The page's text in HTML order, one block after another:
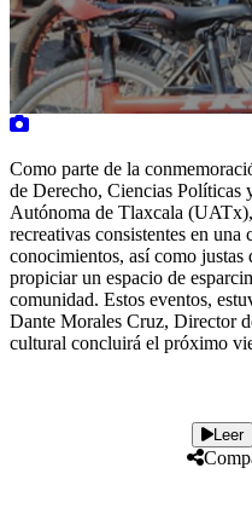
Como parte de la
de Derecho, Ciencias
Autónoma de Tlaxcala
recreativas consistentes en una
conocimientos, así como
propiciar un espacio de
comunidad. Estos eventos,
Dante Morales Cruz, Director
cultural concluirá el próximo
Leer